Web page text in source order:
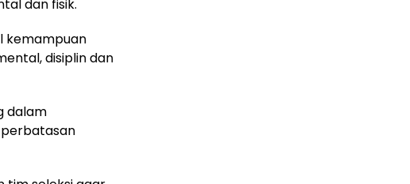
dan fisik.
kemampuan
disiplin dan
dalam